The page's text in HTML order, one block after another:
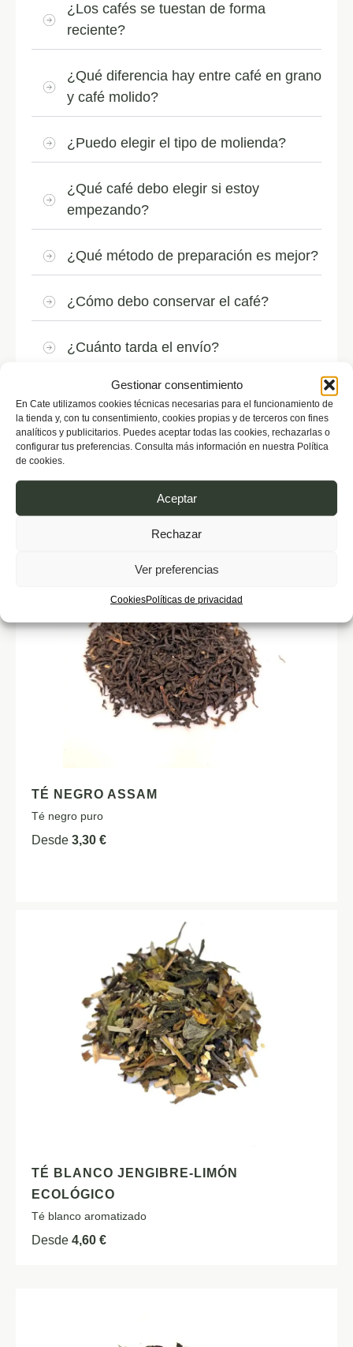
Gestionar consentimiento
En Cate utilizamos cookies técnicas necesarias para el funcionamiento de
la tienda y, con tu consentimiento, cookies propias y de terceros con fines
analíticos y publicitarios. Puedes aceptar todas las cookies, rechazarlas o
configurar tus preferencias. Consulta más información en nuestra Política
de cookies.
Aceptar
Rechazar
Ver preferencias
CookiesPolíticas de privacidad
¿Los cafés se tuestan de forma
reciente?
¿Qué diferencia hay entre café en grano
y café molido?
¿Puedo elegir el tipo de molienda?
¿Qué café debo elegir si estoy
empezando?
¿Qué método de preparación es mejor?
¿Cómo debo conservar el café?
¿Cuánto tarda el envío?
¿Hacéis envíos a toda España?
También te podría gustar
TÉ NEGRO ASSAM
Té negro puro
Desde 3,30 €
TÉ BLANCO JENGIBRE-LIMÓN
ECOLÓGICO
Té blanco aromatizado
Desde 4,60 €